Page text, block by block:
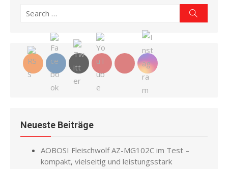
Search
Neueste Beiträge
AOBOSI Fleischwolf AZ-MG102C im Test –
kompakt, vielseitig und leistungsstark